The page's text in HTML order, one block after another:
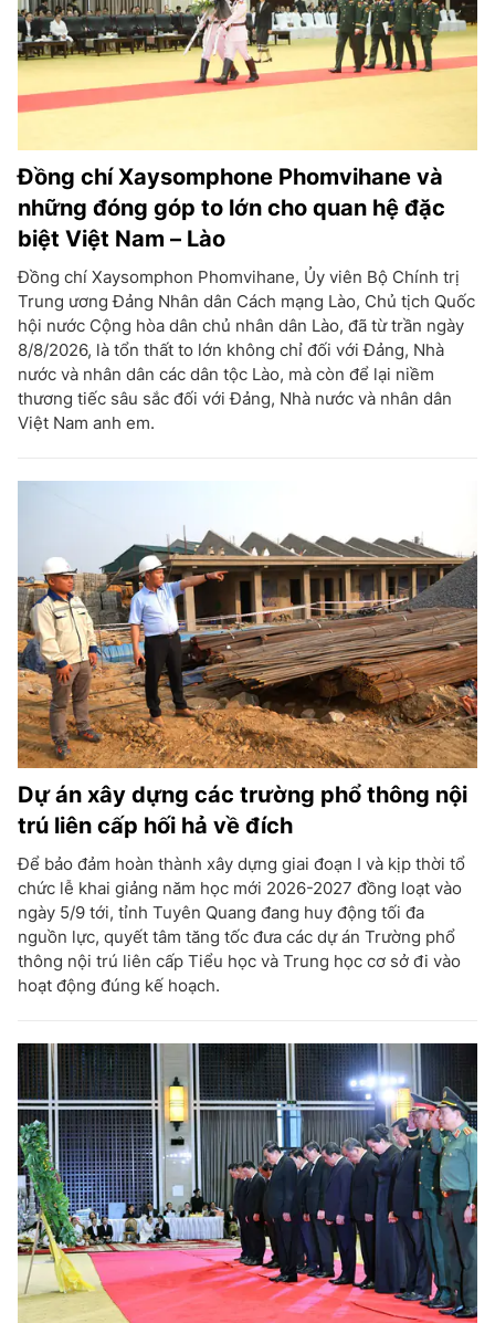
Đồng chí Xaysomphone Phomvihane và
những đóng góp to lớn cho quan hệ đặc
biệt Việt Nam – Lào
Đồng chí Xaysomphon Phomvihane, Ủy viên Bộ Chính trị
Trung ương Đảng Nhân dân Cách mạng Lào, Chủ tịch Quốc
hội nước Cộng hòa dân chủ nhân dân Lào, đã từ trần ngày
8/8/2026, là tổn thất to lớn không chỉ đối với Đảng, Nhà
nước và nhân dân các dân tộc Lào, mà còn để lại niềm
thương tiếc sâu sắc đối với Đảng, Nhà nước và nhân dân
Việt Nam anh em.
Dự án xây dựng các trường phổ thông nội
trú liên cấp hối hả về đích
Để bảo đảm hoàn thành xây dựng giai đoạn I và kịp thời tổ
chức lễ khai giảng năm học mới 2026-2027 đồng loạt vào
ngày 5/9 tới, tỉnh Tuyên Quang đang huy động tối đa
nguồn lực, quyết tâm tăng tốc đưa các dự án Trường phổ
thông nội trú liên cấp Tiểu học và Trung học cơ sở đi vào
hoạt động đúng kế hoạch.